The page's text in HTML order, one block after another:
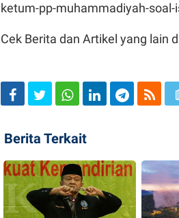
ketum-pp-muhammadiyah-
Cek Berita dan Artikel yang lain
Berita Terkait